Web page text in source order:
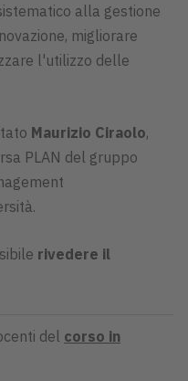
alla gestione
migliorare
l'utilizzo delle
Maurizio Ciraolo,
PLAN del gruppo
rivedere il
del corso in